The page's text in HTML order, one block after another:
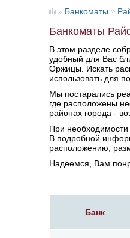
Банкоматы
Банкоматы
В этом разделе
удобный для Вас
Оржицы. Искать
использовать для
Мы постарались
где расположены
районах города -
При
В подробной
расположению,
Надеемся, Вам
Банк